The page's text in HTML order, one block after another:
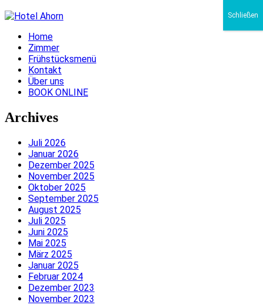
Home
Zimmer
Frühstücksmenü
Kontakt
Über uns
BOOK ONLINE
Archives
Juli 2026
Januar 2026
Dezember 2025
November 2025
Oktober 2025
September 2025
August 2025
Juli 2025
Juni 2025
Mai 2025
März 2025
Januar 2025
Februar 2024
Dezember 2023
November 2023
Schließen